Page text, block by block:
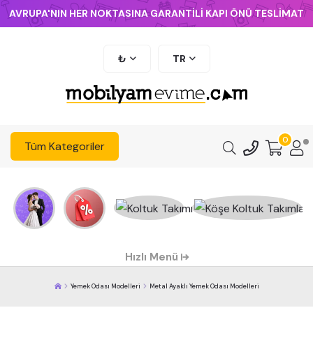
AVRUPA'NIN HER NOKTASINA GARANTİLİ KAPI ÖNÜ TESLİMAT
₺ TR
Tüm Kategoriler 0
Hızlı Menü
Yemek Odası Modelleri Metal Ayaklı Yemek Odası Modelleri